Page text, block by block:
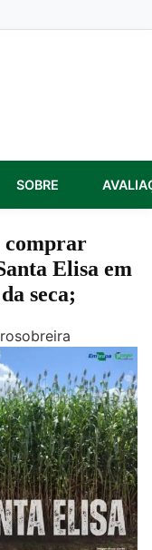
SOBRE
comprar
Elisa em
seca;